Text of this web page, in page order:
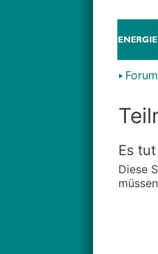
Forum
Es
Diese